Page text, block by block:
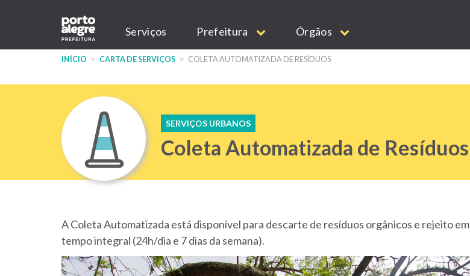
conteúdo
Main
navigation
Serviços Prefeitura Órgãos
INÍCIO CARTA DE SERVIÇOS COLETA AUTOMATIZADA DE RESÍDUOS
SERVIÇOS URBANOS
Coleta Automatizada de Resíduos
A Coleta Automatizada está disponível para descarte de resíduos orgânicos e rejeito em
tempo integral (24h/dia e 7 dias da semana).